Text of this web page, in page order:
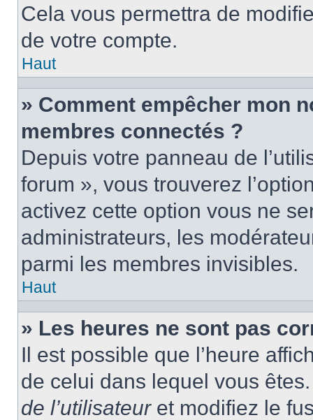
Cela vous permettra de
de votre compte.
Haut
» Comment empêcher mon
membres connectés ?
Depuis votre panneau de
forum », vous trouverez
activez cette option vous ne
administrateurs, les
parmi les membres invisibles.
Haut
» Les heures ne sont pas
Il est possible que l’heure
de celui dans lequel vous
de l’utilisateuret modifiez le